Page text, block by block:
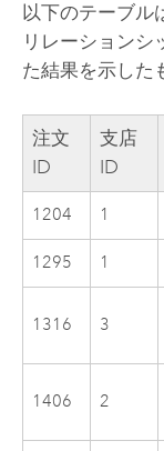
以下のテーブル
リレーションシ
た結果を示した
注文
ID
支店
ID
1204 1
1295 1
1316 3
1406 2